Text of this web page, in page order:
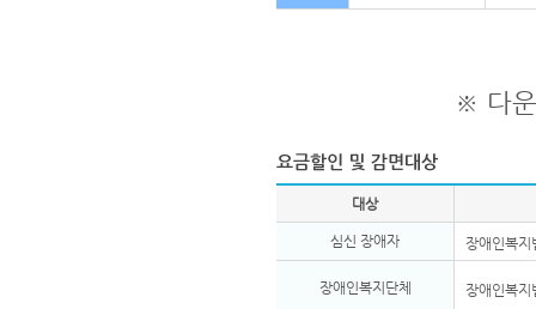
※ 다
대상
심신 장애자 장애인복
장애인복지단체 장애인복